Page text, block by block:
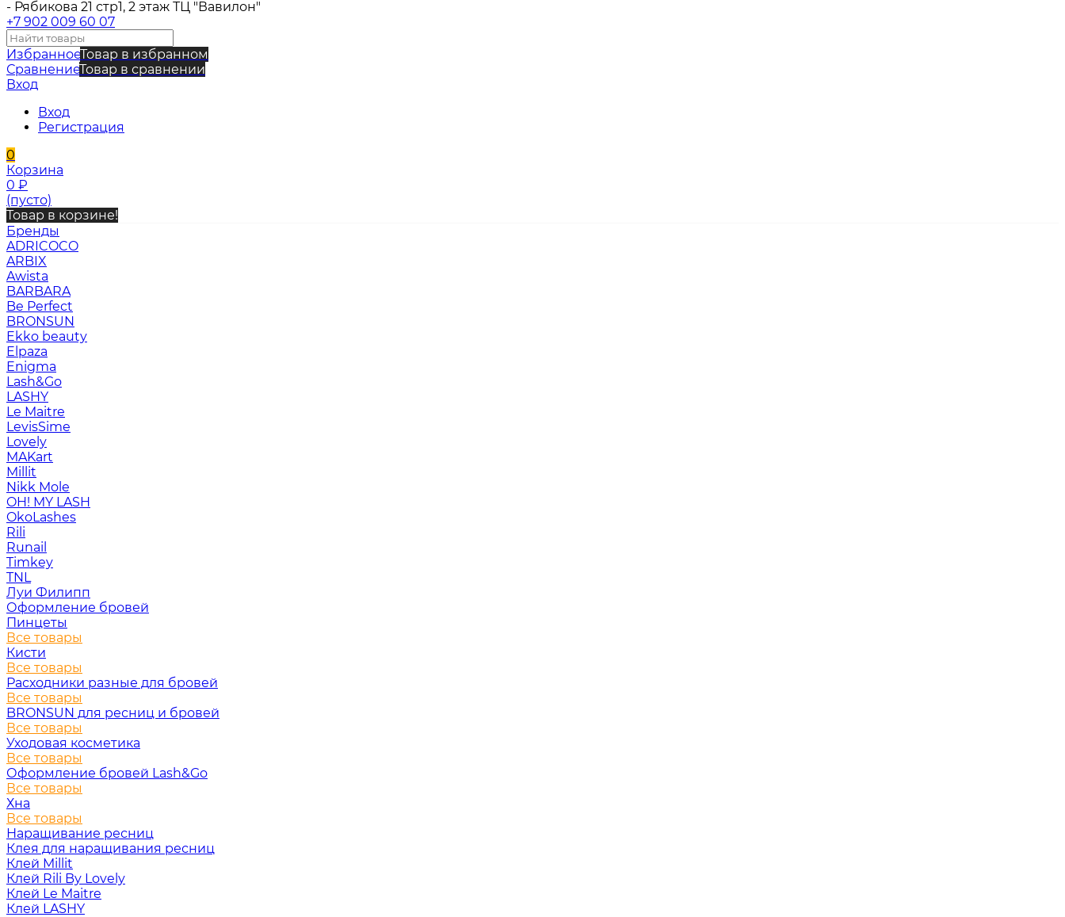
- Рябикова 21 стр1, 2 этаж ТЦ "Вавилон"
+7 902 009 60 07
ИзбранноеТовар в избранном
СравнениеТовар в сравнении
Вход
Вход
Регистрация
0
Корзина
0 ₽
(пусто)
Товар в корзине!
Бренды
ADRICOCO
ARBIX
Awista
BARBARA
Be Perfect
BRONSUN
Ekko beauty
Elpaza
Enigma
Lash&Go
LASHY
Le Maitre
LevisSime
Lovely
MAKart
Millit
Nikk Mole
OH! MY LASH
OkoLashes
Rili
Runail
Timkey
TNL
Луи Филипп
Оформление бровей
Пинцеты
Все товары
Кисти
Все товары
Расходники разные для бровей
Все товары
BRONSUN для ресниц и бровей
Все товары
Уходовая косметика
Все товары
Оформление бровей Lash&Go
Все товары
Хна
Все товары
Наращивание ресниц
Клея для наращивания ресниц
Клей Millit
Клей Rili By Lovely
Клей Le Maitre
Клей LASHY